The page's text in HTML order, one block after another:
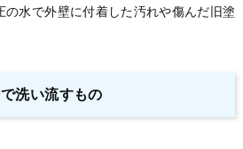
の水で外壁に付着した汚れや傷んだ旧塗
洗い流すもの